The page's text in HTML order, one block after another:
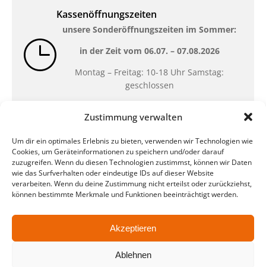
Zustimmung verwalten
Um dir ein optimales Erlebnis zu bieten, verwenden wir Technologien wie
Cookies, um Geräteinformationen zu speichern und/oder darauf
zuzugreifen. Wenn du diesen Technologien zustimmst, können wir Daten
wie das Surfverhalten oder eindeutige IDs auf dieser Website
verarbeiten. Wenn du deine Zustimmung nicht erteilst oder zurückziehst,
können bestimmte Merkmale und Funktionen beeinträchtigt werden.
Akzeptieren
Ablehnen
Kassenöffnungszeiten
unsere Sonderöffnungszeiten im Sommer:
in der Zeit vom 06.07. – 07.08.2026
Montag – Freitag: 10-18 Uhr Samstag:
geschlossen
QUARTERBACK Immobilien ARENA
Am Sportforum 2, 04105 Leipzig
Sie erreichen uns mit dem Öffentlichen
Nahverkehr: Straßenbahn Linien 3, 4, 7, 8, 15
Parken ist während des Ticketkaufs möglich.